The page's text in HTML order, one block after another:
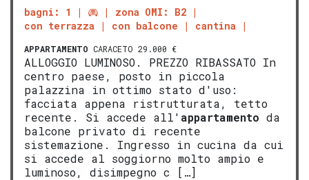
bagni: 1
zona OMI: B2
con terrazza
con balcone cantina
APPARTAMENTO CARACETO 29.000 €
ALLOGGIO LUMINOSO. PREZZO RIBASSATO In
centro paese, posto in piccola
palazzina in ottimo stato d'uso:
facciata appena ristrutturata, tetto
recente. Si accede all' appartamento da
balcone privato di recente
sistemazione. Ingresso in cucina da cui
si accede al soggiorno molto ampio e
luminoso, disimpegno c […]